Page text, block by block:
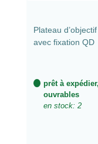
Plateau
avec fixation QD
prêt à
ouvrables
en stock: 2